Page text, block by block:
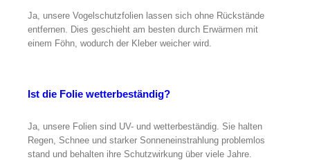
Ja, unsere Vogelschutzfolien lassen sich ohne Rückstände
entfernen. Dies geschieht am besten durch Erwärmen mit
einem Föhn, wodurch der Kleber weicher wird.
Ist die Folie wetterbeständig?
Ja, unsere Folien sind UV- und wetterbeständig. Sie halten
Regen, Schnee und starker Sonneneinstrahlung problemlos
stand und behalten ihre Schutzwirkung über viele Jahre.